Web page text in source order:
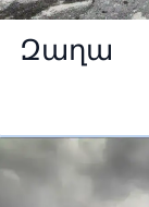
Զաղա